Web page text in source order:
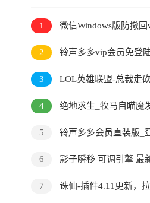
1 微信Windows版防撤回
2
铃声多多vip会员免登
广告
3
LOL英雄联盟-总裁走
御范围**
4
绝地求生_牧马自瞄魔
5
铃声多多会员直装版_
6 影子瞬移 可调引擎 最
7 诛仙-插件4.11更新，